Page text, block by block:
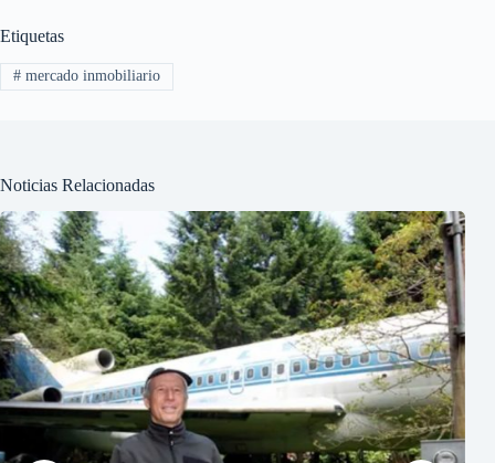
Etiquetas
#mercado inmobiliario
Noticias Relacionadas